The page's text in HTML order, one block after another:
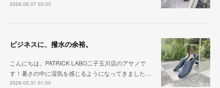
2026.06.07 03:00
ビジネスに、撥水の余裕。
こんにちは。PATRICK LABO二子玉川店のアサノで
す！暑さの中に湿気を感じるようになってきました…
2026.05.31 01:00